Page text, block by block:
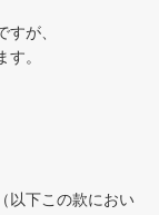
が、
。
以下この款におい